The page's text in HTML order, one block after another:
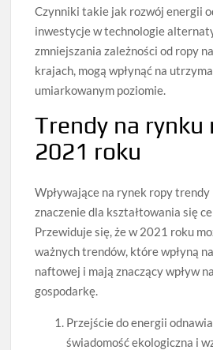
Czynniki takie jak rozwój energii
inwestycje w technologie
zmniejszania zależności od ropy
krajach, mogą wpłynąć na
umiarkowanym poziomie.
Trendy na rynku
2021 roku
Wpływające na rynek ropy
znaczenie dla kształtowania się
Przewiduje się, że w 2021 roku
ważnych trendów, które wpłyną
naftowej i mają znaczący wpływ
gospodarkę.
Przejście do energii
świadomość ekologiczna i